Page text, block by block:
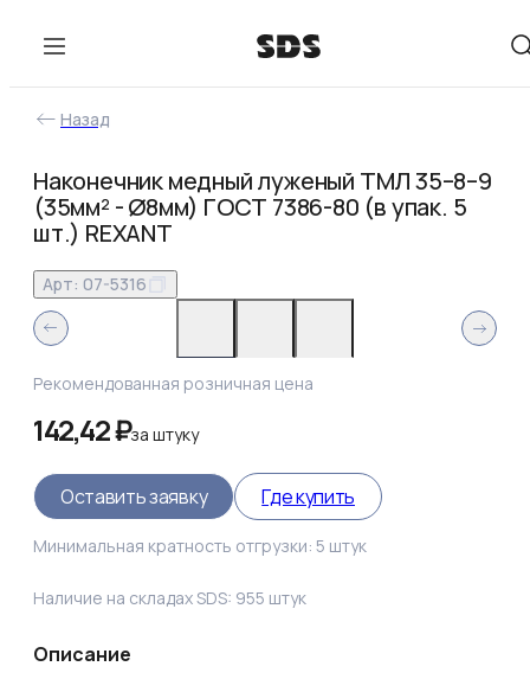
Назад
Наконечник медный луженый ТМЛ 35–8–9
(35мм² - Ø8мм) ГОСТ 7386-80 (в упак. 5
шт.) REXANT
Арт: 07-5316
Рекомендованная розничная цена
142,42 ₽заштуку
Оставить заявку Где купить
Минимальная кратность отгрузки: 5 штук
Наличие на складах SDS: 955 штук
Описание